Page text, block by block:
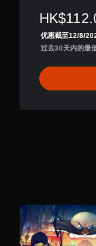
优惠截至12/8/
过去30天内的最